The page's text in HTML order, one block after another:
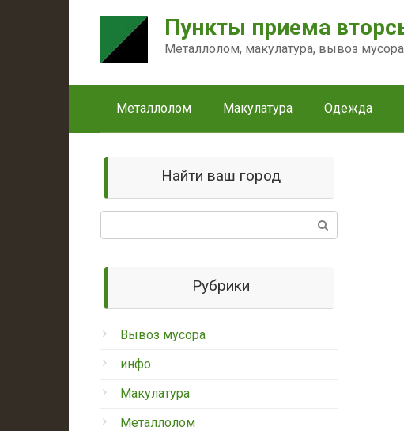
Пункты приема
Металлолом, макулатура, вывоз мусора
Металлолом Макулатура Одежда
Найти ваш город
Рубрики
Вывоз мусора
инфо
Макулатура
Металлолом